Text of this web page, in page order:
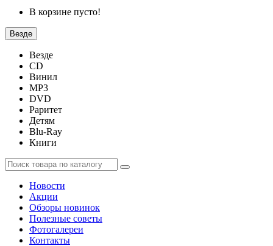
В корзине пусто!
Везде
Везде
CD
Винил
MP3
DVD
Раритет
Детям
Blu-Ray
Книги
Новости
Акции
Обзоры новинок
Полезные советы
Фотогалереи
Контакты